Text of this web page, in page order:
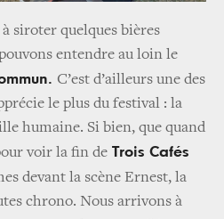
siroter quelques bières
entendre au loin le
C’est d’ailleurs une des
le plus du festival : la
humaine. Si bien, que quand
voir la fin de Trois Cafés
devant la scène Ernest, la
chrono. Nous arrivons à